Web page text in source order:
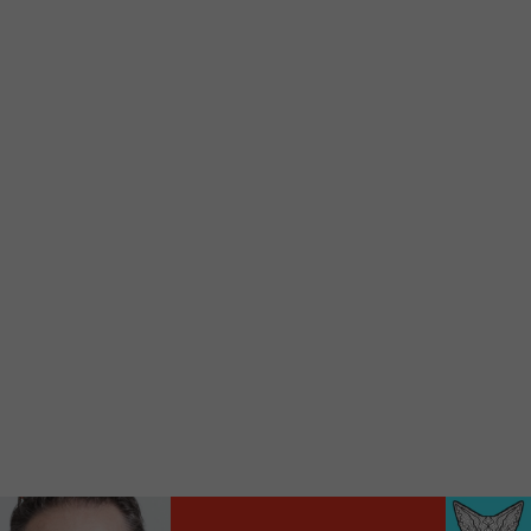
locale vous sont maintenant accessibles en un clic!